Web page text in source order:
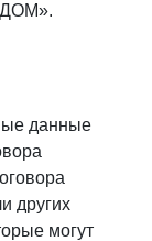
ДОМ».
данные
других
могут